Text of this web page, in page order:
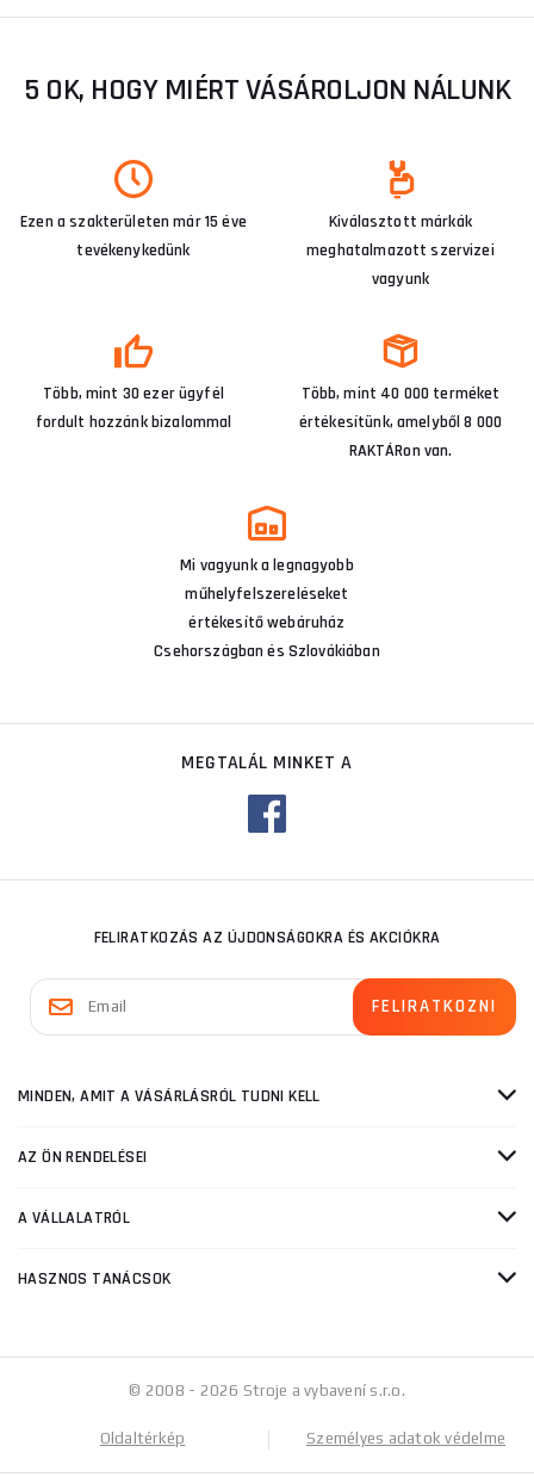
5 OK, HOGY MIÉRT VÁSÁROLJON NÁLUNK
Ezen a szakterületen már 15 éve
tevékenykedünk
Kiválasztott márkák
meghatalmazott szervizei
vagyunk
Több, mint 30 ezer ügyfél
fordult hozzánk bizalommal
Több, mint 40 000 terméket
értékesítünk, amelyből 8 000
RAKTÁRon van.
Mi vagyunk a legnagyobb
műhelyfelszereléseket
értékesítő webáruház
Csehországban és Szlovákiában
MEGTALÁL MINKET A
FELIRATKOZÁS AZ ÚJDONSÁGOKRA ÉS AKCIÓKRA
MINDEN, AMIT A VÁSÁRLÁSRÓL TUDNI KELL
AZ ÖN RENDELÉSEI
A VÁLLALATRÓL
HASZNOS TANÁCSOK
© 2008 - 2026 Stroje a vybavení s.r.o.
Oldaltérkép Személyes adatok védelme